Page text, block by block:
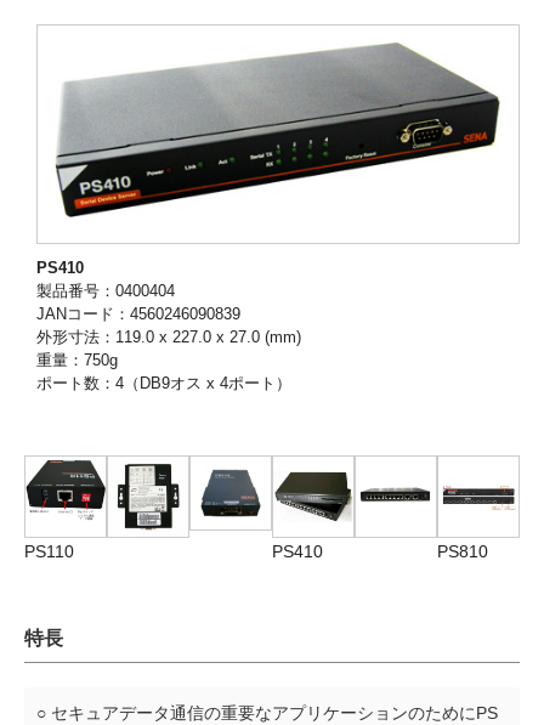
PS410
製品番号：0400404
JANコード：4560246090839
外形寸法：119.0 x 227.0 x 27.0 (mm)
重量：750g
ポート数：4（DB9オス x 4ポート）
PS110 PS410 PS810
特長
○ セキュアデータ通信の重要なアプリケーションのためにPS